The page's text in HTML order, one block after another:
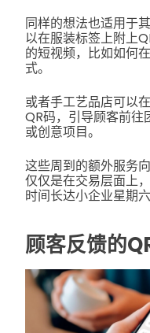
同样的想法也适用于
以在服装标签上附上
的短视频，比如如何
式。
或者手工艺品店可以
QR码，引导顾客前往
或创意项目。
这些周到的额外服务
仅仅是在交易层面上
时间长达小企业星期六
顾客反馈的